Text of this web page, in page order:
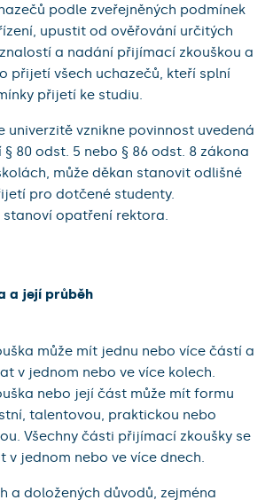
podle zveřejněných podmínek
upustit od ověřování určitých
a nadání přijímací zkouškou a
přijetí všech uchazečů, kteří splní
přijetí ke studiu.
univerzitě vznikne povinnost uvedená
80 odst. 5 nebo § 86 odst. 8 zákona
může děkan stanovit odlišné
pro dotčené studenty.
opatření rektora.
a její průběh
může mít jednu nebo více částí a
v jednom nebo ve více kolech.
nebo její část může mít formu
talentovou, praktickou nebo
Všechny části přijímací zkoušky se
v jednom nebo ve více dnech.
a doložených důvodů, zejména